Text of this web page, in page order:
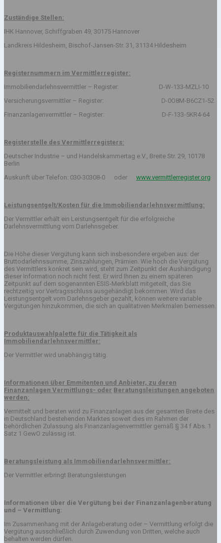
Zuständige Stellen:
IHK Hannover, Schiffgraben 49, 30175 Hannover
Landkreis Hildesheim, Bischof-Jansen-Str. 31, 31134 Hildesheim
Registernummern im Vermittlerregister:
Immobiliendarlehnsvermittler – Register: D-W-133-MZLI-10
Versicherungsvermittler – Register: D-0O8M-B6CZ1-52
Finanzanlagenvermittler – Register: D-F-133-5KR4-64
Registerstelle des Vermittlerregisters:
Deutscher Industrie – und Handelskammertag e.V., Breite Str. 29, 10178
Berlin
Auskunft über Telefon: 030-30308-0 oder www.vermittlerregister.org
Leistungsentgelt/Kosten für die Immobiliendarlehnsvermittlung:
Der Vermittler erhält ein Leistungsentgelt für die erfolgreiche
Darlehnsvermittlung vom Darlehnsgeber.
Die Höhe dieser Vergütung kann sich insbesondere ergeben aus: der
Bruttodarlehnssumme, Zinszahlungen, Prämien. Wie hoch die Vergütung
des Vermittlers konkret sein wird, steht zum Zeitpunkt der Aushändigung
dieser Information noch nicht fest. Er wird Ihnen zu einem späteren
Zeitpunkt auf dem sogenannten ESIS-Merkblatt mitgeteilt, das Sie
rechtzeitig vor Vertragsschluss ausgehändigt bekommen. Wird das
Leistungsentgelt vom Darlehnsgeber gezahlt, können weitere variable
Vergütungen hinzukommen, die sich an qualitativen Merkmalen bemessen.
Produktauswahlpalette für die Tätigkeit als
Immobiliendarlehnsvermittler:
Der Vermittler wird unabhängig tätig.
Informationen über Emmitenten und Anbieter, zu deren
Finanzanlagen Vermittlungs- oder Beratungsleistungen angeboten
werden:
Vermittelt und beraten wird zu Finanzanlagen aus der gesamten Breite des
in Deutschland bestehenden Marktes soweit dies im Rahmen der
behördlichen Zulassung als Finanzanlagenvermittler gemäß § 34 f Abs. 1
Satz 1 GewO zulässig ist.
Beratungsleistung als Immobiliendarlehnsvermittler:
Der Vermittler erbringt Beratungsleistungen
Informationen über die Vergütung bei der Finanzanlagenberatung
und – Vermittlung:
Im Zusammenhang mit der Anlageberatung oder – Vermittlung erfolgt die
Vergütung ausschließlich durch Zuwendung von Dritten, welche auch
behalten werden dürfen.